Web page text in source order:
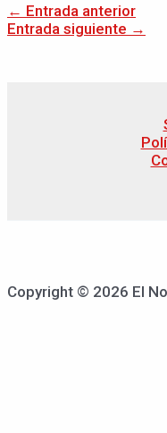
← Entrada anterior
Entrada siguiente →
Copyright © 2026 El